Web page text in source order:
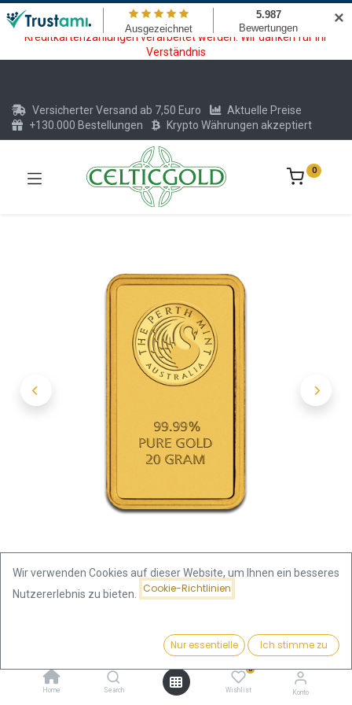
Wartungsarbeiten am Kreditkarten und Krypto Bezahlmodul. In der
Zeit vom 20.07. - 09.08.2026 können keine Krypto oder
Kreditkartenzahlungen verarbeitet werden. Wir danken für Ihr
Verständnis
2.473,93€ Kaufen
Home Search
0
Wishlist Konto
Versicherter Versand ab 7,50 Euro
Aktuelle Preise
+130.000 Bestellungen
Krypto Währungen akzeptiert
0
20 Gramm Goldbarren | Perth Mint mit Zertifikat - Känguru
20 Gramm Goldbarren | Perth
Wir verwenden Cookies auf dieser Website, um Ihnen ein besseres
Nutzererlebnis zu bieten.
Cookie-Richtlinien
Nur essentielle Ich stimme zu
✕